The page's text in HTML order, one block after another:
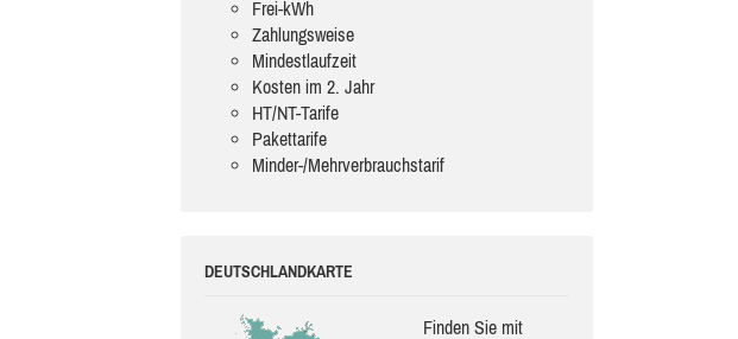
Frei-kWh
Zahlungsweise
Mindestlaufzeit
Kosten im 2. Jahr
HT/NT-Tarife
Pakettarife
Minder-/Mehrverbrauchstarif
DEUTSCHLANDKARTE
Finden Sie mit